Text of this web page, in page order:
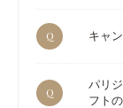
Q キャ
Q
パリ
フト